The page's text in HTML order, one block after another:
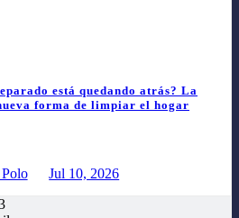
está quedando atrás? La
forma de limpiar el hogar
Jul 10, 2026